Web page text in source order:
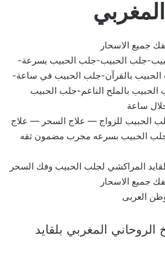
جميع الاسحار
جلب الحبيب-جلب الحبيب بسرعة-
بالقرآن-جلب الحبيب في ساعة-
بالملح الناعم-جلب الحبيب
ساعة
الحبيب للزواج — علاج السحر — علاج
الحبيب بسرعه مجرب مضمون ثقه
المراكشي لجلب الحبيب وفك السحر
جميع الاسحار
العربى
الروحاني المغربي بلقايد